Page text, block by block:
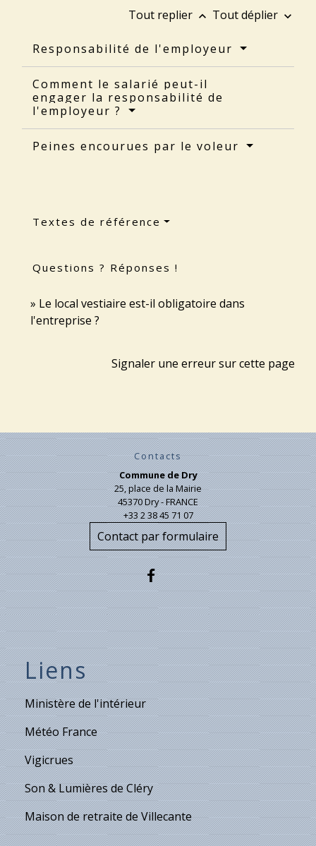
Tout replier keyboard_arrow_up Tout déplier keyboard_arrow_down
Responsabilité de l'employeur
Comment le salarié peut-il
engager la responsabilité de
l'employeur ?
Peines encourues par le voleur
Textes de référence
Questions ? Réponses !
Le local vestiaire est-il obligatoire dans
l'entreprise ?
Signaler une erreur sur cette page
Contacts
Commune de Dry
25, place de la Mairie
45370 Dry - FRANCE
+33 2 38 45 71 07
Contact par formulaire
Liens
Ministère de l'intérieur
Météo France
Vigicrues
Son & Lumières de Cléry
Maison de retraite de Villecante